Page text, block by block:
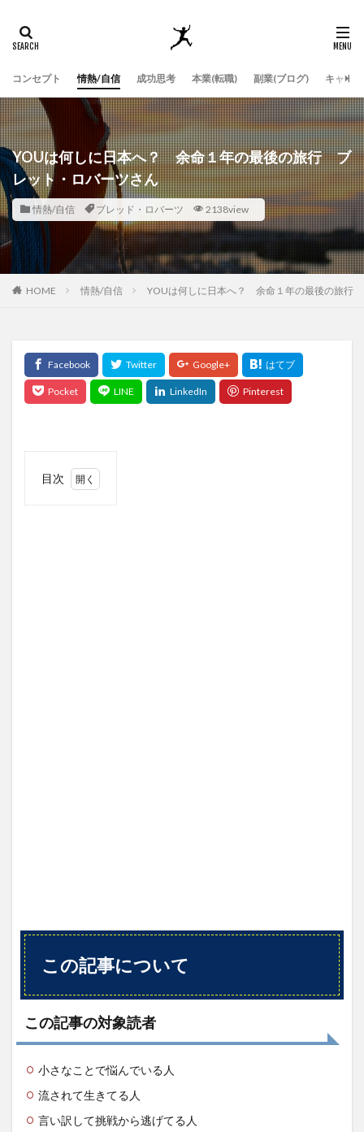
コンセプト 情熱/自信 成功思考 本業(転職) 副業(ブログ) キャッ
YOUは何しに日本へ？ 余命１年の最後の旅行 ブ
レット・ロバーツさん
情熱/自信 ブレッド・ロバーツ 2138view
HOME 情熱/自信 YOUは何しに日本へ？ 余命１年の最後の旅行
目次
番組
2.2
3
学ん
と
この記事について
この記事の対象読者
小さなことで悩んでいる人
流されて生きてる人
言い訳して挑戦から逃げてる人